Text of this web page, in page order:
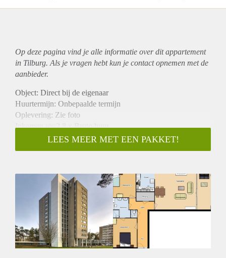
Op deze pagina vind je alle informatie over ditappartement
in Tilburg. Als je vragen hebt kun je contact opnemen met de
aanbieder.
Object: Direct bij de eigenaar
Huurtermijn: Onbepaalde termijn
Oplevering: Zie foto
Inkomen eis:2,8 x Bruto huur
Garantiestelling mogelijk: Ja
Borg: 1 Maand
Huisdieren toegestaan: Afhankelijk van de Eigenaar
Huurtoeslag grens: Nee
Geschikt voor studenten: Afhankelijk van de Eigenaar
LEES MEER MET EEN PAKKET!